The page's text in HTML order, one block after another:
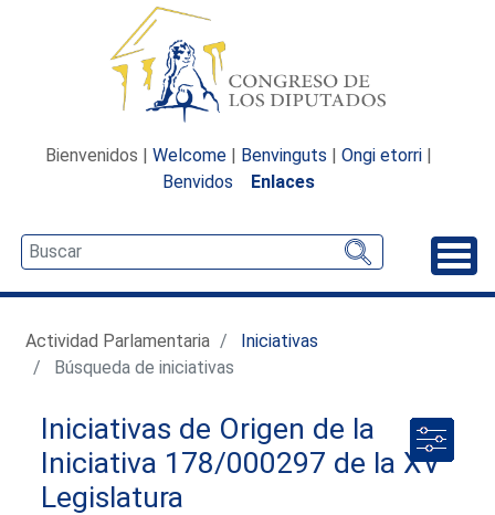
Bienvenidos | Welcome | Benvinguts | Ongi etorri |
Benvidos
Enlaces
Actividad Parlamentaria
Iniciativas
Búsqueda de iniciativas
Iniciativas de Origen de la
Iniciativa 178/000297 de la XV
Legislatura